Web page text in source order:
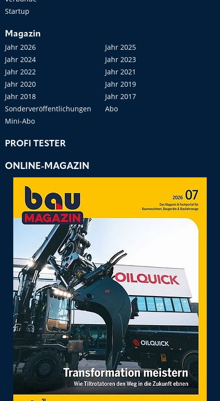
Startup
Magazin
Jahr 2026
Jahr 2025
Jahr 2024
Jahr 2023
Jahr 2022
Jahr 2021
Jahr 2020
Jahr 2019
Jahr 2018
Jahr 2017
Sonderveröffentlichungen
Abo
Mini-Abo
PROFI TESTER
ONLINE-MAGAZIN